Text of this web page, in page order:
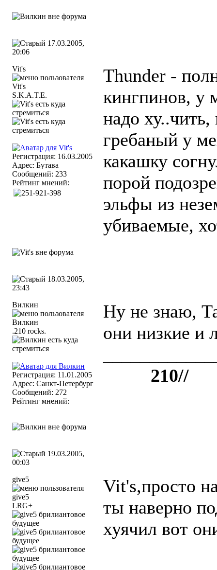
17.03.2005,
20:06
Vit's
S.K.A.T.E.
Регистрация: 16.03.2005
Адрес: Бутава
Сообщений: 233
Рейтинг мнений:
Thunder -
кингпинов, у
надо
гребаный у
какашку
порой
эльфы из
убиваемые,
18.03.2005,
23:43
Вилкин
.210 rocks.
Регистрация: 11.01.2005
Адрес: Санкт-Петербург
Сообщений: 272
Рейтинг мнений:
Ну не знаю,
они низкие и
210//
19.03.2005,
00:03
give5
LRG+
Vit's,просто
ты наверно
хуячил вот